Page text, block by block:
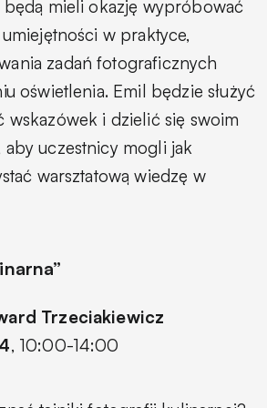
będą mieli okazję wypróbować
w praktyce,
zadań fotograficznych
oświetlenia. Emil będzie służyć
wskazówek i dzielić się swoim
uczestnicy mogli jak
warsztatową wiedzę w
Trzeciakiewicz
, 10:00-14:00